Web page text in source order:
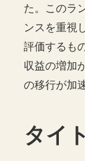
た。このラ
ンスを重視
評価するも
収益の増加
の移行が加
タイ